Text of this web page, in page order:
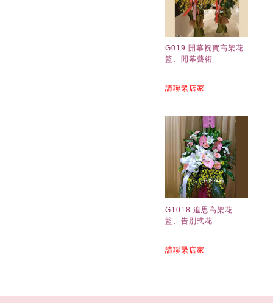
G019 開幕祝賀高架花
籃、開幕藝術...
請聯繫店家
G1018 追思高架花
籃、告別式花...
請聯繫店家